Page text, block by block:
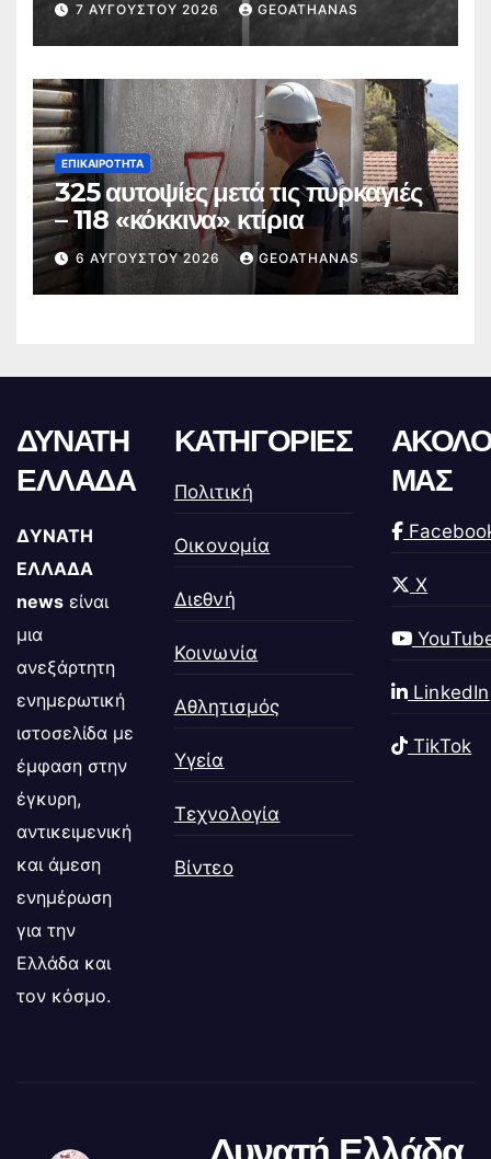
7 ΑΥΓΟΎΣΤΟΥ 2026 GEOATHANAS
ΕΠΙΚΑΙΡΌΤΗΤΑ
325 αυτοψίες μετά τις πυρκαγιές
– 118 «κόκκινα» κτίρια
6 ΑΥΓΟΎΣΤΟΥ 2026 GEOATHANAS
ΔΥΝΑΤΗ
ΕΛΛΑΔΑ
ΔΥΝΑΤΗ
ΕΛΛΑΔΑ
news είναι
μια
ανεξάρτητη
ενημερωτική
ιστοσελίδα με
έμφαση στην
έγκυρη,
αντικειμενική
και άμεση
ενημέρωση
για την
Ελλάδα και
τον κόσμο.
ΚΑΤΗΓΟΡΙΕΣ
Πολιτική
Οικονομία
Διεθνή
Κοινωνία
Αθλητισμός
Υγεία
Τεχνολογία
Βίντεο
ΜΑΣ
X
LinkedIn
TikTok